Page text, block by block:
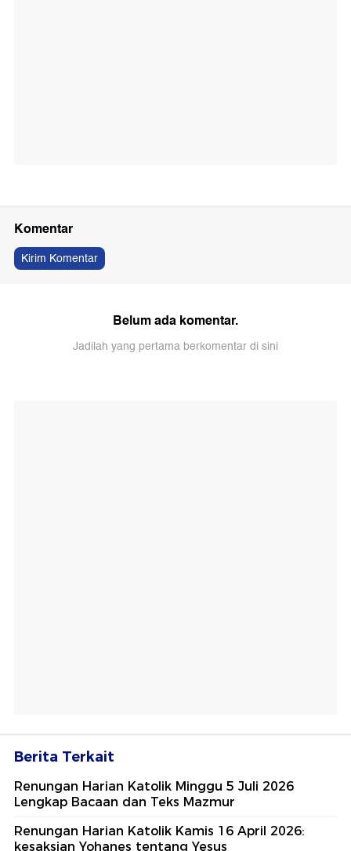
Komentar
Kirim Komentar
Belum ada komentar.
Jadilah yang pertama berkomentar di sini
Berita Terkait
Renungan Harian Katolik Minggu 5 Juli 2026
Lengkap Bacaan dan Teks Mazmur
Renungan Harian Katolik Kamis 16 April 2026:
kesaksian Yohanes tentang Yesus